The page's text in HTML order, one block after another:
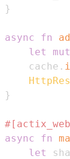
}
async fn
let
mut
    cache
.
}
async
fn
let